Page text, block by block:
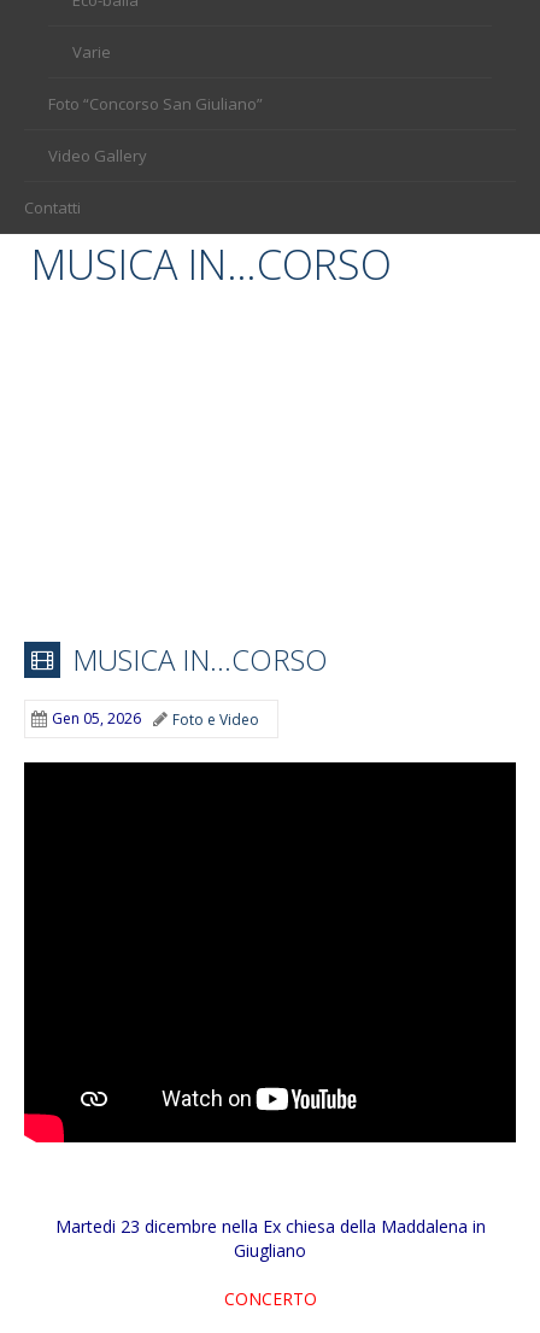
Varie
Foto “Concorso San Giuliano”
Video Gallery
Contatti
MUSICA IN…CORSO
MUSICA IN…CORSO
Gen 05, 2026 Foto e Video
Martedi 23 dicembre nella Ex chiesa della Maddalena in
Giugliano
CONCERTO